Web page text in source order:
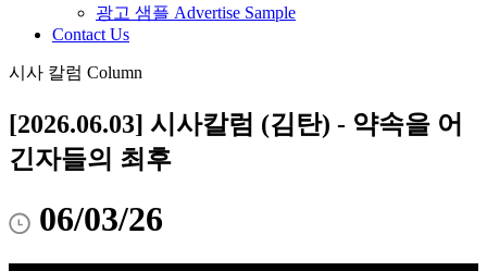
광고 샘플 Advertise Sample
Contact Us
시사 칼럼 Column
[2026.06.03] 시사칼럼 (김탄) - 약속을 어
긴자들의 최후
06/03/26